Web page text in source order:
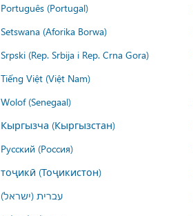
Português (Portugal)
Setswana (Aforika Borwa)
Srpski (Rep. Srbija i Rep. Crna Gora)
Tiếng Việt (Việt Nam)
Wolof (Senegaal)
Кыргызча (Кыргызстан)
Русский (Россия)
тоҷикӣ (Тоҷикистон)
עברית (ישראל)